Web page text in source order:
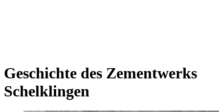
Geschichte des Zementwerks
Schelklingen